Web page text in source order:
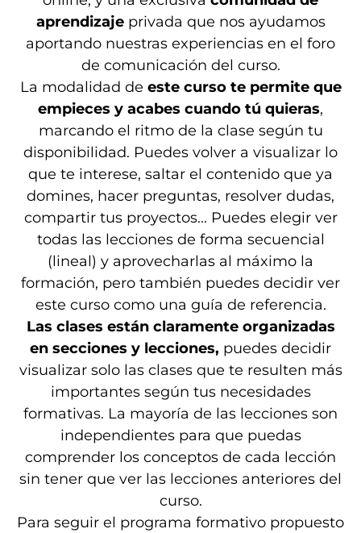
aprendizajeprivada que nos ayudamos
aportando nuestras experiencias en el foro
de comunicación del curso.
La modalidad de este curso te permite que
empieces y acabes cuando tú quieras,
marcando el ritmo de la clase según tu
disponibilidad. Puedes volver a visualizar lo
que te interese, saltar el contenido que ya
domines, hacer preguntas, resolver dudas,
compartir tus proyectos... Puedes elegir ver
todas las lecciones de forma secuencial
(lineal) y aprovecharlas al máximo la
formación, pero también puedes decidir ver
este curso como una guía de referencia.
Las clases están claramente organizadas
en secciones y lecciones, puedes decidir
visualizar solo las clases que te resulten más
importantes según tus necesidades
formativas. La mayoría de las lecciones son
independientes para que puedas
comprender los conceptos de cada lección
sin tener que ver las lecciones anteriores del
curso.
Para seguir el programa formativo propuesto